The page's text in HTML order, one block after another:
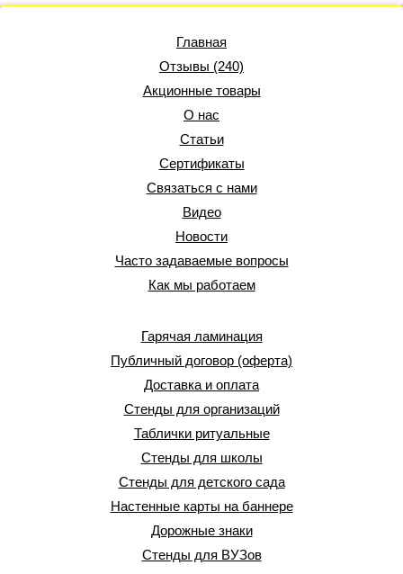
Главная
Отзывы (240)
Акционные товары
О нас
Статьи
Сертификаты
Связаться с нами
Видео
Новости
Часто задаваемые вопросы
Как мы работаем
Гарячая ламинация
Публичный договор (оферта)
Доставка и оплата
Стенды для организаций
Таблички ритуальные
Стенды для школы
Стенды для детского сада
Настенные карты на баннере
Дорожные знаки
Стенды для ВУЗов